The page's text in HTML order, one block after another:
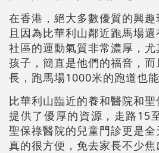
在香港，絕大多數優質的興
且因為比華利山鄰近跑馬場
社區的運動氣質非常濃厚，
孩子，簡直是他們的福音，
長，跑馬場1000米的跑道也能
比華利山臨近的養和醫院和
提供了優厚的資源，走路15
聖保祿醫院的兒童門診更是
真的很方便，免去家長不少焦